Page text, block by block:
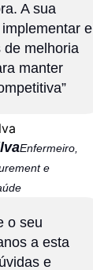
A sua
e
de melhoria
manter
Enfermeiro,
e
o seu
a esta
e